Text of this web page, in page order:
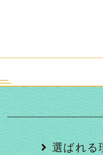
選ばれる